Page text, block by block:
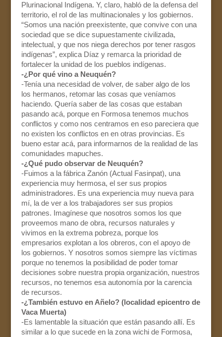
Plurinacional Indígena. Y, claro, habló de la defensa del
territorio, el rol de las multinacionales y los gobiernos.
“Somos una nación preexistente, que convive con una
sociedad que se dice supuestamente civilizada,
intelectual, y que nos niega derechos por tener rasgos
indígenas”, explica Díaz y remarca la prioridad de
fortalecer la unidad de los pueblos indígenas.
-¿Por qué vino a Neuquén?
-Tenía una necesidad de volver, de saber algo de los
los hermanos, retomar las cosas que veníamos
haciendo. Quería saber de las cosas que estaban
pasando acá, porque en Formosa tenemos muchos
conflictos y como nos centramos en eso pareciera que
no existen los conflictos en en otras provincias. Es
bueno estar acá, para informarnos de la realidad de las
comunidades mapuches.
-¿Qué pudo observar de Neuquén?
-Fuimos a la fábrica Zanón (Actual Fasinpat), una
experiencia muy hermosa, el ser sus propios
administradores. Es una experiencia muy nueva para
mí, la de ver a los trabajadores ser sus propios
patrones. Imagínese que nosotros somos los que
proveemos mano de obra, recursos naturales y
vivimos en la extrema pobreza, porque los
empresarios explotan a los obreros, con el apoyo de
los gobiernos. Y nosotros somos siempre las víctimas
porque no tenemos la posibilidad de poder tomar
decisiones sobre nuestra propia organización, nuestros
recursos, no tenemos esa autonomía por la carencia
de recursos.
-¿También estuvo en Añelo? (localidad epicentro de
Vaca Muerta)
-Es lamentable la situación que están pasando allí. Es
similar a lo que sucede en la zona wichi de Formosa,